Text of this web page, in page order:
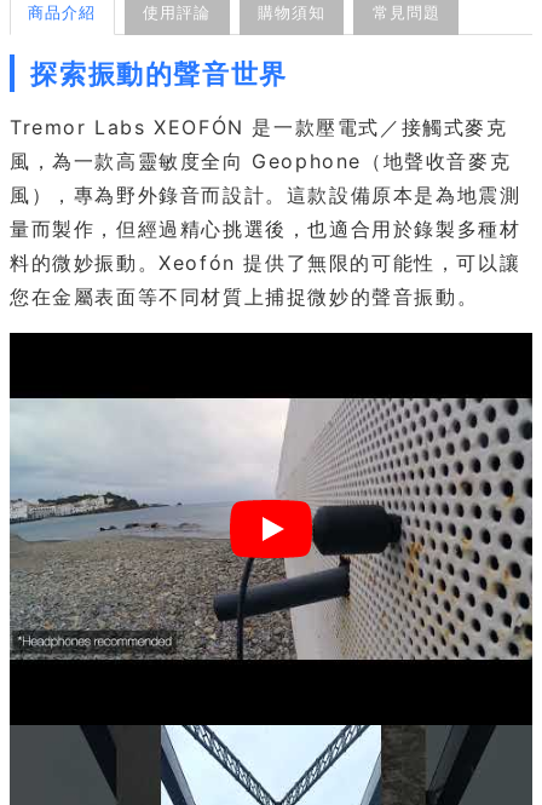
商品介紹 使用評論 購物須知 常見問題
探索振動的聲音世界
Tremor Labs XEOFÓN 是一款壓電式／接觸式麥克
風，為一款高靈敏度全向 Geophone（地聲收音麥克
風），專為野外錄音而設計。這款設備原本是為地震測
量而製作，但經過精心挑選後，也適合用於錄製多種材
料的微妙振動。Xeofón 提供了無限的可能性，可以讓
您在金屬表面等不同材質上捕捉微妙的聲音振動。